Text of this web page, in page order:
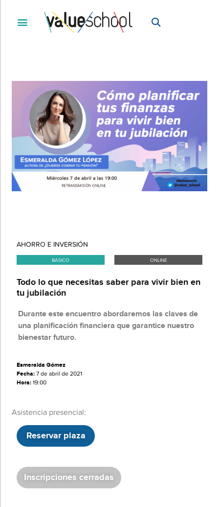
AHORRO E INVERSIÓN
BÁSICO ONLINE
Todo lo que necesitas saber para vivir bien en
tu jubilación
Durante este encuentro abordaremos las claves de
una planificación financiera que garantice nuestro
bienestar futuro.
Esmeralda Gómez
Fecha:7 de abril de 2021
Hora:19:00
Asistencia presencial:
Reservar plaza
Inscripciones cerradas